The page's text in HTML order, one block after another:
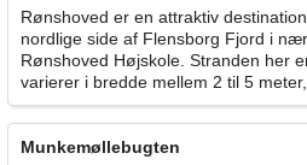
Rønshoved er en attraktiv
nordlige side af Flensborg Fjord i
Rønshoved Højskole. Stranden her
varierer i bredde mellem 2 til 5
Munkemøllebugten